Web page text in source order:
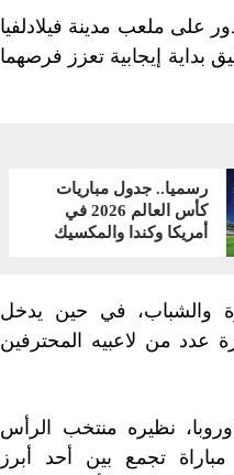
على ملعب مدينة فيلادلفيا
بداية إيجابية تعزز فرصهما
رسميا.. جدول مباريات
كأس العالم 2026 في
أمريكا وكندا والمكسيك
والشباب، في حين يدخل
عدد من لاعبيه المحترفين
نظيره منتخب الرأس
تجمع بين أحد أبرز